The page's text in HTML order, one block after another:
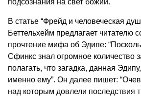
В статье “Фрейд и человеческая
Беттельхейм предлагает читателю
прочтение мифа об Эдипе:
Сфинкс знал огромное количество
полагать, что загадка, данная
именно ему”. Он далее пишет:
над которым довлели последствия